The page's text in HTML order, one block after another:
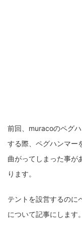
前回、muracoのペグ
する際、ペグハンマー
曲がってしまった事が
ります。
テントを設営するのに
について記事にします。